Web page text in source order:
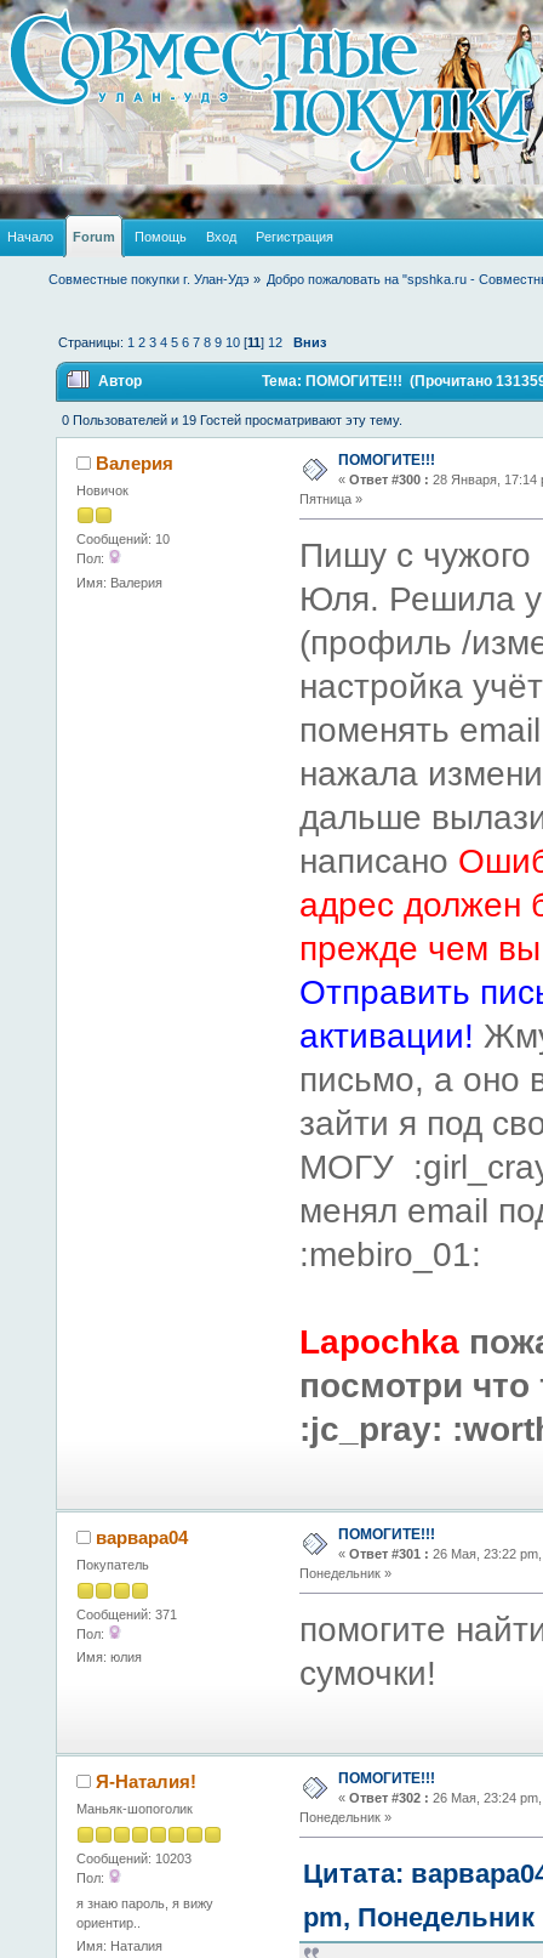
Начало Forum Помощь Вход Регистрация
Совместные покупки г. Улан-Удэ » Добро пожаловать на "spshka.ru -
Страницы: 1 2 3 4 5 6 7 8 9 10 [11] 12 Вниз
Автор Тема: ПОМОГИТЕ!!! (Прочитано
0 Пользователей и 19 Гостей просматривают эту тему.
Валерия
Новичок
Сообщений: 10
Пол:
Имя: Валерия
ПОМОГИТЕ!!!
« Ответ #300 : 28 Января, 17:14
Пятница »
Пишу с
Юля. Решила
(профиль /
настройка
поменять
нажала
дальше
написано
адрес должен
прежде чем
Отправить
активации!
письмо, а оно
зайти я под
МОГУ
менял email
:mebiro_01:
Lapochka
посмотри
:jc_pray:
варвара04
Покупатель
Сообщений: 371
Пол:
Имя: юлия
ПОМОГИТЕ!!!
« Ответ #301 : 26 Мая, 23:22 pm,
Понедельник »
помогите
сумочки!
Я-Наталия!
Маньяк-шопоголик
Сообщений: 10203
Пол:
я знаю пароль, я вижу
ориентир..
Имя: Наталия
ПОМОГИТЕ!!!
« Ответ #302 : 26 Мая, 23:24 pm,
Понедельник »
Цитата:
pm, Понедельник